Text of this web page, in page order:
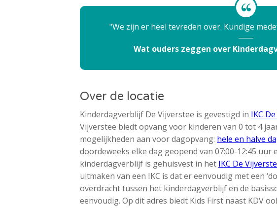
We zijn er heel tevreden over. Kundige
Wat ouders zeggen over
Over de locatie
Kinderdagverblijf De Vijverstee is gevestigd in IKC
Vijverstee biedt opvang voor kinderen van 0 tot 4
mogelijkheden aan voor dagopvang: hele en halve
doordeweeks elke dag geopend van 07:00-12:45 uur
kinderdagverblijf is gehuisvest in het IKC De
uitmaken van een IKC is dat er eenvoudig met een
overdracht tussen het kinderdagverblijf en de
eenvoudig. Op dit adres biedt Kids First naast KDV